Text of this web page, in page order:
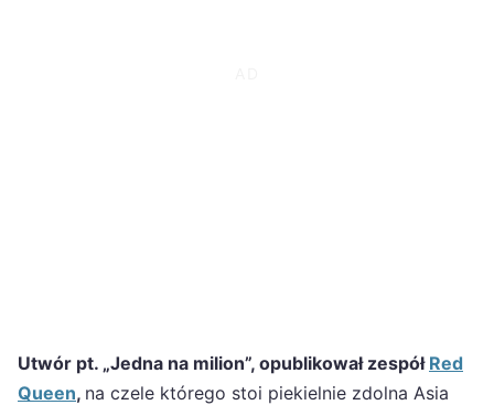
Utwór pt. „Jedna na milion”, opublikował zespół Red
Queen, na czele którego stoi piekielnie zdolna Asia